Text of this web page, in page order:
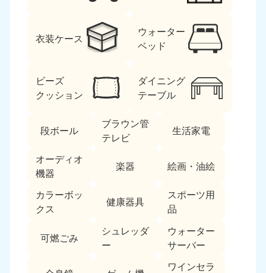
衣装ケース
ウォーター
ベッド
ビーズ
クッション
ダイニング
テーブル
段ボール
ブラウン管
テレビ
生活家電
オーディオ
機器
楽器 絵画・油絵
カラーボッ
クス
健康器具
スポーツ用
品
可燃ごみ
シュレッダ
ー
ウォーター
サーバー
ワインセラ